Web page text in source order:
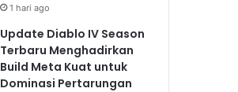
1 hari ago
Update Diablo IV Season
Terbaru Menghadirkan
Build Meta Kuat untuk
Dominasi Pertarungan